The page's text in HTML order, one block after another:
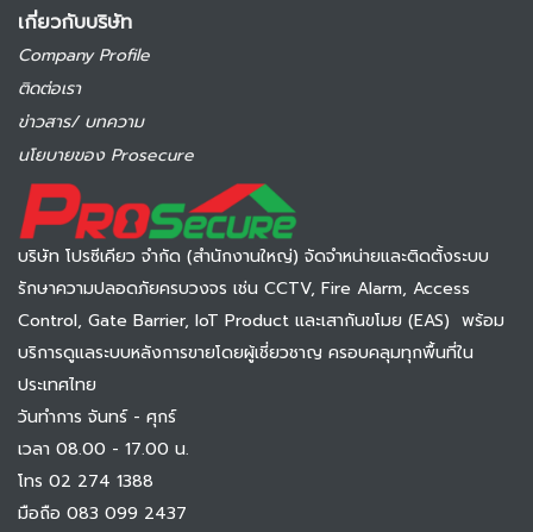
เกี่ยวกับบริษัท
Company Profile
ติดต่อเรา
ข่าวสาร/ บทความ
นโยบายของ Prosecure
บริษัท โปรซีเคียว จำกัด (สำนักงานใหญ่) จัดจำหน่ายและติดตั้งระบบ
รักษาความปลอดภัยครบวงจร เช่น CCTV, Fire Alarm, Access
Control, Gate Barrier, IoT Product และเสากันขโมย (EAS) พร้อม
บริการดูแลระบบหลังการขายโดยผู้เชี่ยวชาญ ครอบคลุมทุกพื้นที่ใน
ประเทศไทย
วันทำการ จันทร์ - ศุกร์
เวลา 08.00 - 17.00 น.
โทร 02 274 1388
มือถือ 083 099 2437